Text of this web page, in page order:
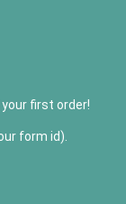
first order!
form id).